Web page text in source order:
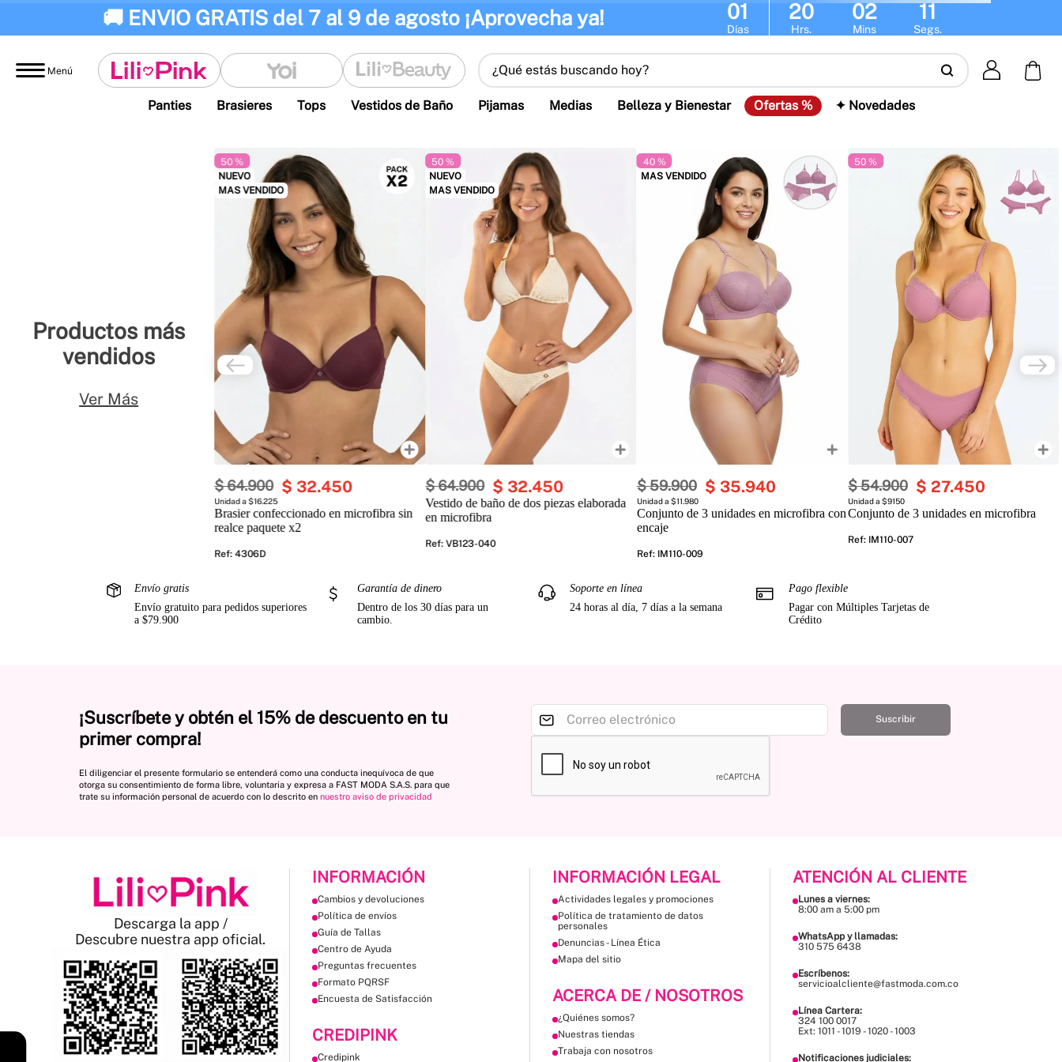
🚚 ENVIO GRATIS del 7 al 9 de agosto ¡Aprovecha ya! 01
Días
20
Hrs.
02
Mins
11
Segs.
Menú ¿Qué estás buscando hoy?
Panties Brasieres Tops Vestidos de Baño Pijamas Medias Belleza y Bienestar Ofertas % ✦ Novedades
Productos más
vendidos
Ver Más
50 %
NUEVO
MAS VENDIDO
$64.900 $ 32.450
Unidad a $16.225
Brasier confeccionado en microfibra sin
realce paquete x2
Ref:4306D
50 %
NUEVO
MAS VENDIDO
$64.900 $ 32.450
Vestido de baño de dos piezas elaborada
en microfibra
Ref:VB123-040
40 %
MAS VENDIDO
$59.900 $ 35.940
Unidad a $11.980
Conjunto de 3 unidades en microfibra con
encaje
Ref: IM110-009
50 %
$54.900 $ 27.450
Unidad a $9150
Conjunto de 3 unidades en microfibra
Ref: IM110-007
Envío gratis
Envío gratuito para pedidos superiores
a $79.900
Garantía de dinero
Dentro de los 30 días para un
cambio.
Soporte en línea
24 horas al día, 7 días a la semana
Pago flexible
Pagar con Múltiples Tarjetas de
Crédito
¡Suscríbete y obtén el 15% de descuento en tu
primer compra!
El diligenciar el presente formulario se entenderá como una conducta inequívoca de que
otorga su consentimiento de forma libre, voluntaria y expresa a FAST MODA S.A.S. para que
trate su información personal de acuerdo con lo descrito en nuestro aviso de privacidad
Suscribir
Descarga la app /
Descubre nuestra app oficial.
INFORMACIÓN
Cambios y devoluciones
Política de envíos
Guía de Tallas
Centro de Ayuda
Preguntas frecuentes
Formato PQRSF
Encuesta de Satisfacción
CREDIPINK
Credipink
INFORMACIÓN LEGAL
Actividades legales y promociones
Política de tratamiento de datos
personales
Denuncias - Línea Ética
Mapa del sitio
ACERCA DE / NOSOTROS
¿Quiénes somos?
Nuestras tiendas
Trabaja con nosotros
ATENCIÓN AL CLIENTE
Lunes a viernes:
8:00 am a 5:00 pm
WhatsApp y llamadas:
310 575 6438
Escríbenos:
servicioalcliente@fastmoda.com.co
Línea Cartera:
324 100 0017
Ext: 1011 - 1019 - 1020 - 1003
Notificaciones judiciales: